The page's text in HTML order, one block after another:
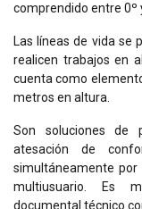
comprendido entre 0º
Las líneas de vida se
realicen trabajos en
cuenta como
metros en altura.
Son soluciones de
atesación de
simultáneamente
multiusuario. Es
documental técnico